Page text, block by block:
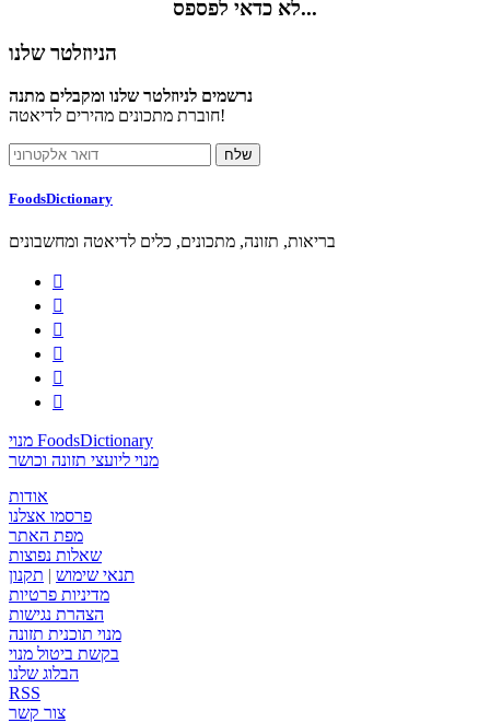
לא כדאי לפספס...
הניוזלטר שלנו
נרשמים לניוזלטר שלנו ומקבלים מתנה
חוברת מתכונים מהירים לדיאטה!
FoodsDictionary
בריאות, תזונה, מתכונים, כלים לדיאטה ומחשבונים






מנוי FoodsDictionary
מנוי ליועצי תזונה וכושר
אודות
פרסמו אצלנו
מפת האתר
שאלות נפוצות
תנאי שימוש | תקנון
מדיניות פרטיות
הצהרת נגישות
מנוי תוכנית תזונה
בקשת ביטול מנוי
הבלוג שלנו
RSS
צור קשר